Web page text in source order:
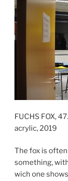
FUCHS FOX,
acrylic, 2019
The fox is
something,
wich one